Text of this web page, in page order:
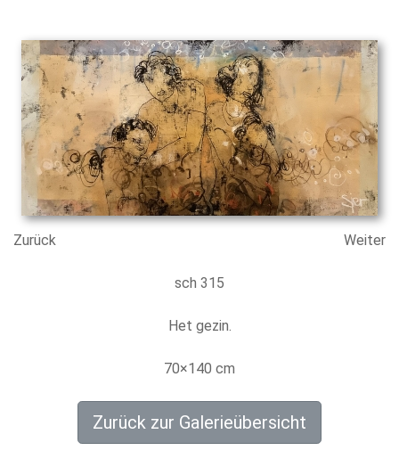
Zurück Weiter
sch 315
Het gezin.
70×140 cm
Zurück zur Galerieübersicht